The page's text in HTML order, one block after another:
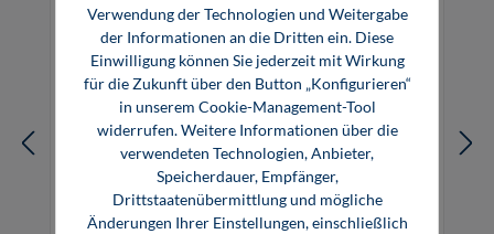
Verwendung der Technologien und Weitergabe
der Informationen an die Dritten ein. Diese
Einwilligung können Sie jederzeit mit Wirkung
für die Zukunft über den Button „Konfigurieren“
in unserem Cookie-Management-Tool
widerrufen. Weitere Informationen über die
verwendeten Technologien, Anbieter,
Speicherdauer, Empfänger,
Drittstaatenübermittlung und mögliche
Änderungen Ihrer Einstellungen, einschließlich